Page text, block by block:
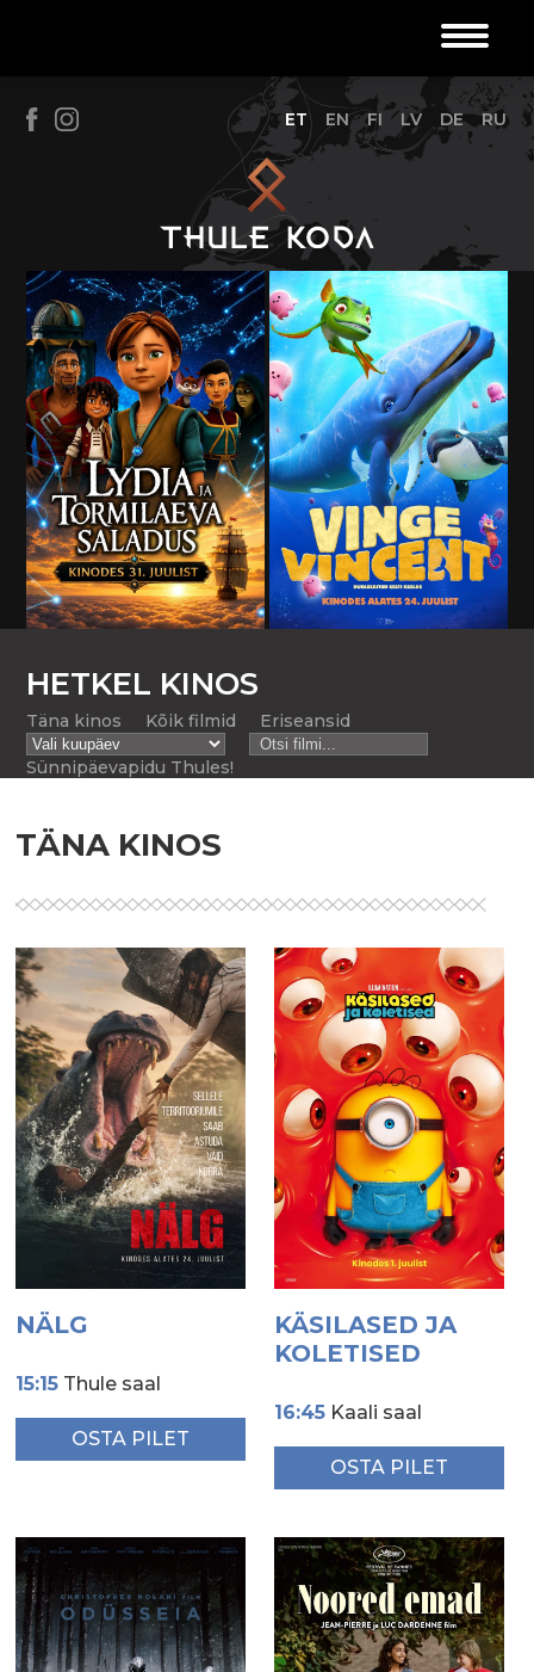
ET EN FI LV DE RU
HETKEL KINOS
Täna kinos Kõik filmid Eriseansid
Sünnipäevapidu Thules!
TÄNA KINOS
NÄLG
15:15 Thule saal
OSTA PILET
KÄSILASED JA
KOLETISED
16:45 Kaali saal
OSTA PILET